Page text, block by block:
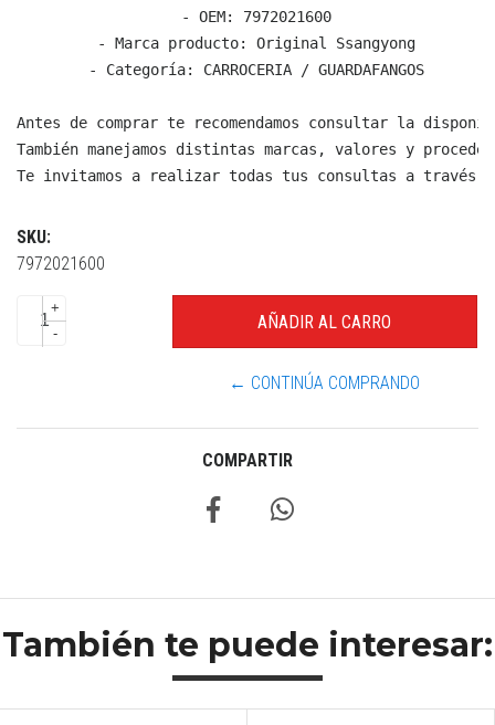
  - OEM: 7972021600
  - Marca producto: Original Ssangyong
  - Categoría: CARROCERIA / GUARDAFANGOS
Antes de comprar te recomendamos consultar la
También manejamos distintas marcas, valores y
Te invitamos a realizar todas tus consultas a través
SKU:
7972021600
+
-
← CONTINÚA COMPRANDO
COMPARTIR
También te puede interesar: